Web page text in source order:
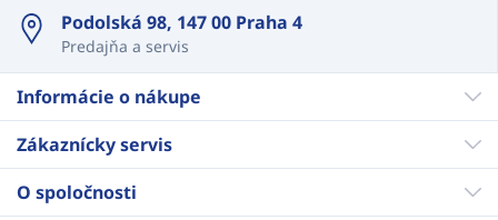
Podolská 98, 147 00 Praha 4
Predajňa a servis
Informácie o nákupe
Zákaznícky servis
O spoločnosti